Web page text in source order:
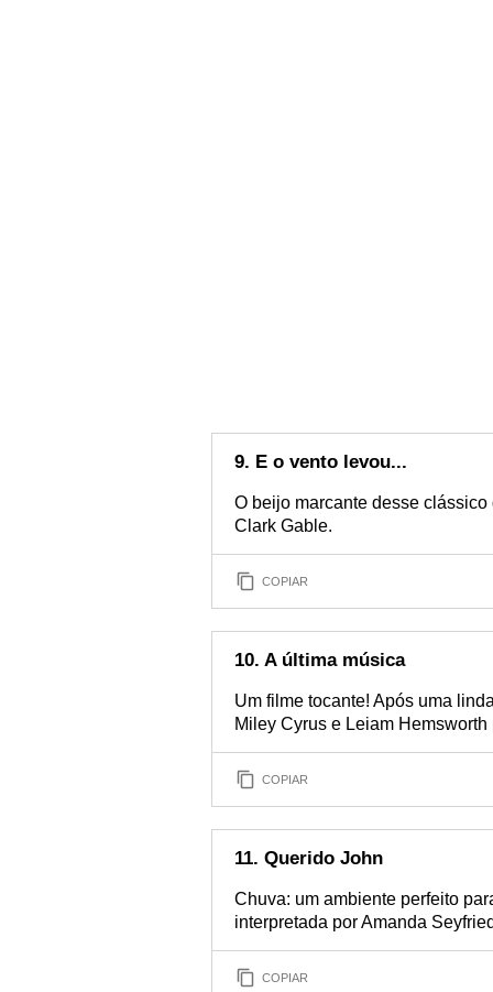
9. E o vento levou...
O beijo marcante desse
Clark Gable.
COPIAR
10. A última música
Um filme tocante! Após uma
Miley Cyrus e Leiam
COPIAR
11. Querido John
Chuva: um ambiente perfeito
interpretada por Amanda
COPIAR